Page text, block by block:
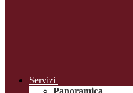
Servizi